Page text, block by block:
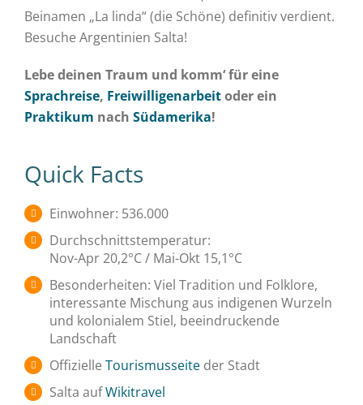
Beinamen „La linda“ (die Schöne) definitiv verdient.
Besuche Argentinien Salta!
Lebe deinen Traum und komm‘ für eine
Sprachreise, Freiwilligenarbeitoder ein
Praktikum nach Südamerika!
Quick Facts
Einwohner: 536.000
Durchschnittstemperatur:
Nov-Apr 20,2°C / Mai-Okt 15,1°C
Besonderheiten: Viel Tradition und Folklore,
interessante Mischung aus indigenen Wurzeln
und kolonialem Stiel, beeindruckende
Landschaft
OffizielleTourismusseite der Stadt
Salta aufWikitravel